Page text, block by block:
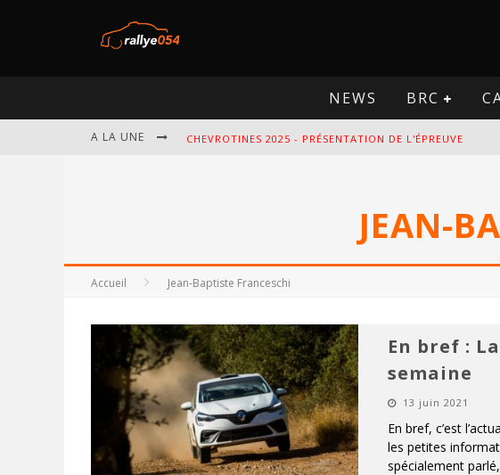
NEWS BRC
A LA UNE CHEVROTINES 2025 - PRÉSENTATION DE L'ÉPREUVE
OMLOOP 2025 - PRÉSENTATION DE L'ÉPREUVE
JEAN-
Accueil Jean-Baptiste Franceschi
En bref :
semaine
13 juin 2021
En bref, c’est
les petites
spécialement